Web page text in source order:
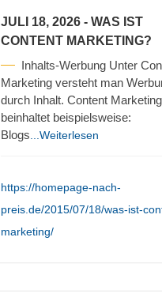
JULI 18, 2026 - WAS IST
CONTENT MARKETING?
Inhalts-Werbung Unter
Marketing versteht man
durch Inhalt. Content Marketing
beinhaltet beispielsweise:
Blogs ...Weiterlesen
https://homepage-nach-
preis.de/2015/07/18/was-ist-
marketing/